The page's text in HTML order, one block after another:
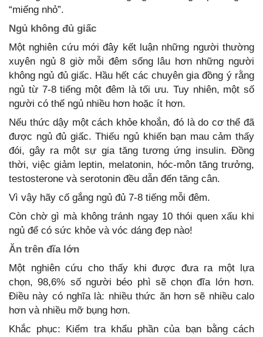
“miếng nhỏ”.
Ngủ không đủ giấc
Một nghiên cứu mới đây kết luận những người thường
xuyên ngủ 8 giờ mỗi đêm sống lâu hơn những người
không ngủ đủ giấc. Hầu hết các chuyên gia đồng ý rằng
ngủ từ 7-8 tiếng một đêm là tối ưu. Tuy nhiên, một số
người có thể ngủ nhiều hơn hoặc ít hơn.
Nếu thức dậy một cách khỏe khoắn, đó là do cơ thể đã
được ngủ đủ giấc. Thiếu ngủ khiến bạn mau cảm thấy
đói, gây ra một sự gia tăng tương ứng insulin. Đồng
thời, việc giảm leptin, melatonin, hóc-môn tăng trưởng,
testosterone và serotonin đều dẫn đến tăng cân.
Vì vậy hãy cố gắng ngủ đủ 7-8 tiếng mỗi đêm.
Còn chờ gì mà không tránh ngay 10 thói quen xấu khi
ngủ để có sức khỏe và vóc dáng đẹp nào!
Ăn trên đĩa lớn
Một nghiên cứu cho thấy khi được đưa ra một lựa
chọn, 98,6% số người béo phì sẽ chọn đĩa lớn hơn.
Điều này có nghĩa là: nhiều thức ăn hơn sẽ nhiều calo
hơn và nhiều mỡ bụng hơn.
Khắc phục: Kiểm tra khẩu phần của bạn bằng cách